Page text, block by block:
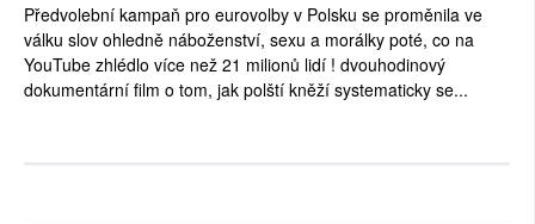
Předvolební kampaň pro eurovolby v Polsku se proměnila ve
válku slov ohledně náboženství, sexu a morálky poté, co na
YouTube zhlédlo více než 21 milionů lidí ! dvouhodinový
dokumentární film o tom, jak polští kněží systematicky se...